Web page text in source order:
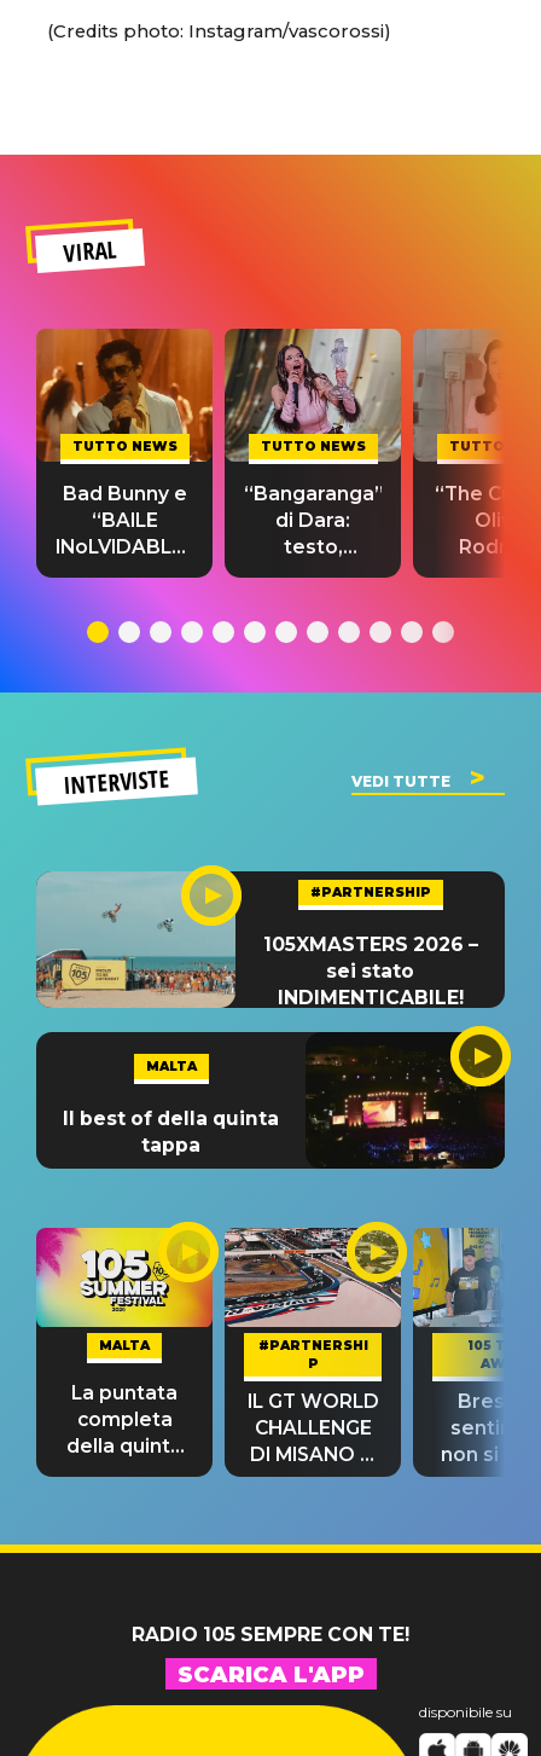
(Credits photo: Instagram/vascorossi)
VIRAL
TUTTO NEWS
Bad Bunny e
“BAILE
INoLVIDABLE”:
testo,
significato
TUTTO NEWS
“Bangaranga”
di Dara:
testo,
traduzione e
del singolo
TUTTO
“The
Olivia
testo,
INTERVISTE VEDI TUTTE
#PARTNERSHIP
105XMASTERS 2026 –
sei stato
INDIMENTICABILE!
MALTA
Il best of della quinta
tappa
MALTA
La puntata
completa
della quinta
tappa
#PARTNERSHI
P
IL GT WORLD
CHALLENGE
DI MISANO si
riconferma
105 TAKE
AWAY
Bresh:
non si
fino alla
RADIO 105 SEMPRE CON TE!
SCARICA L'APP
disponibile su